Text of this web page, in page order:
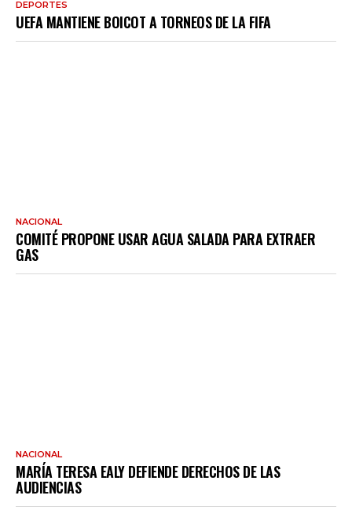
DEPORTES
UEFA MANTIENE BOICOT A TORNEOS DE LA FIFA
NACIONAL
COMITÉ PROPONE USAR AGUA SALADA PARA EXTRAER
GAS
NACIONAL
MARÍA TERESA EALY DEFIENDE DERECHOS DE LAS
AUDIENCIAS